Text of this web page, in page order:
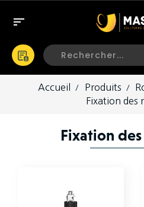

Accueil Produits
Fixation des
Fixation